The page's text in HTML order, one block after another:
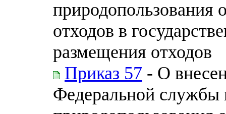
природопользования
отходов в
размещения отходов
Приказ 57 - О
Федеральной службы